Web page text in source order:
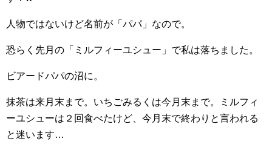
人物ではないけど名前が「パパ」なので。
恐らく先月の「ミルフィーユシュー」で私は落ちました。
ビアードパパの沼に。
抹茶は来月末まで。いちごみるくは今月末まで。ミルフィ
ーユシューは２回食べたけど、今月末で終わりと言われる
と迷います…